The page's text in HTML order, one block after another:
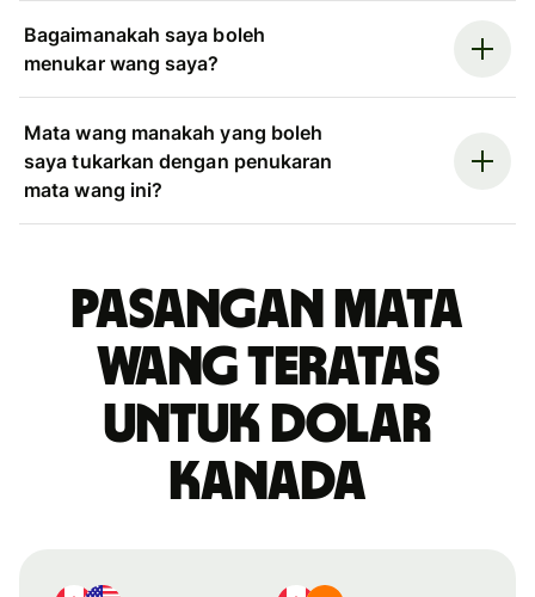
Bagaimanakah saya boleh
menukar wang saya?
Mata wang manakah yang boleh
saya tukarkan dengan penukaran
mata wang ini?
Pasangan mata
wang teratas
untuk dolar
Kanada